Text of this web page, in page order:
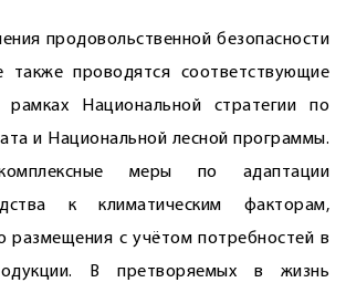
продовольственной безопасности
также проводятся соответствующие
Национальной стратегии по
и Национальной лесной программы.
комплексные меры по адаптации
к климатическим факторам,
размещения с учётом потребностей в
В претворяемых в жизнь